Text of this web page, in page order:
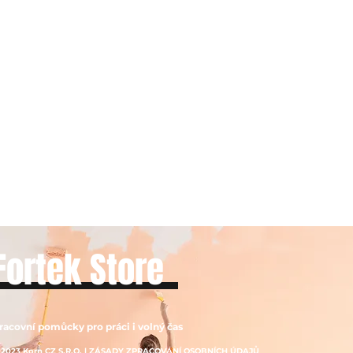
Store
pomůcky pro práci i volný čas